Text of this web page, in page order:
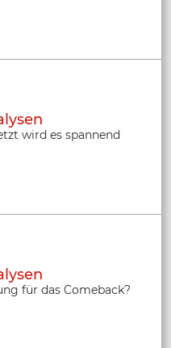
wird es spannend
für das Comeback?